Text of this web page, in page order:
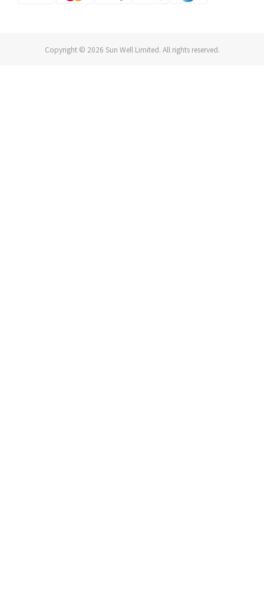
Copyright © 2026 Sun Well Limited. All rights reserved.